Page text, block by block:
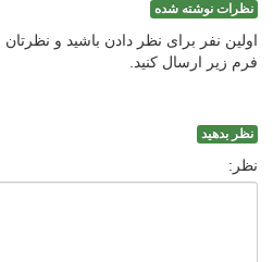
نظرات نوشته شده
اولین نفر برای نظر دادن باشید و
فرم زیر ارسال کنید.
نظر بدهید
نظر: